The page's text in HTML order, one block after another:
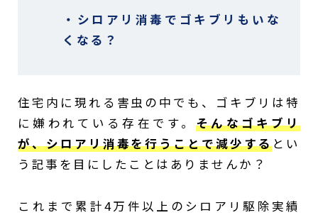
・シロアリ消毒でゴキブリもいな
くなる？
住宅内に現れる害虫の中でも、ゴキブリは特
に嫌われている存在です。そんなゴキブリ
が、シロアリ消毒を行うことで減少するとい
う記事を目にしたことはありませんか？
これまで累計4万件以上のシロアリ駆除実績